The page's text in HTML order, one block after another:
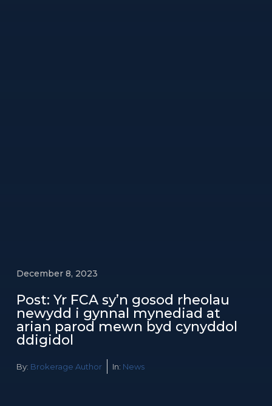
December 8, 2023
Post: Yr FCA sy’n gosod rheolau
newydd i gynnal mynediad at
arian parod mewn byd cynyddol
ddigidol
By: Brokerage Author In: News